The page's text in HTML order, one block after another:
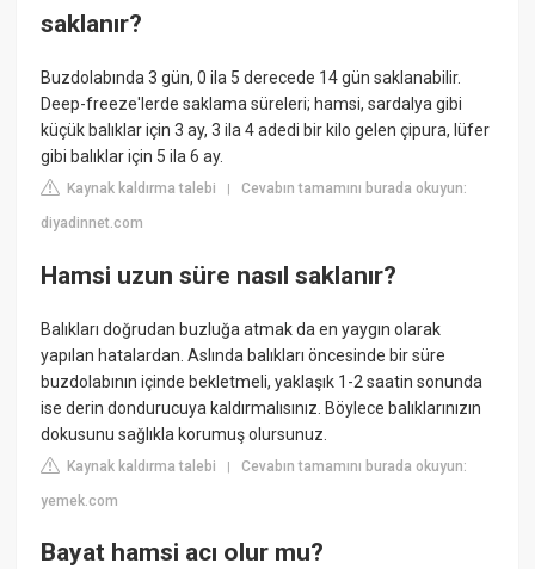
saklanır?
Buzdolabında 3 gün, 0 ila 5 derecede 14 gün saklanabilir.
Deep-freeze'lerde saklama süreleri; hamsi, sardalya gibi
küçük balıklar için 3 ay, 3 ila 4 adedi bir kilo gelen çipura, lüfer
gibi balıklar için 5 ila 6 ay.
Kaynak kaldırma talebi |Cevabın tamamını burada okuyun:
diyadinnet.com
Hamsi uzun süre nasıl saklanır?
Balıkları doğrudan buzluğa atmak da en yaygın olarak
yapılan hatalardan. Aslında balıkları öncesinde bir süre
buzdolabının içinde bekletmeli, yaklaşık 1-2 saatin sonunda
ise derin dondurucuya kaldırmalısınız. Böylece balıklarınızın
dokusunu sağlıkla korumuş olursunuz.
Kaynak kaldırma talebi |Cevabın tamamını burada okuyun:
yemek.com
Bayat hamsi acı olur mu?